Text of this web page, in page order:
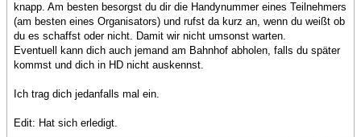
knapp. Am besten besorgst du dir die Handynummer eines Teilnehmers
(am besten eines Organisators) und rufst da kurz an, wenn du weißt ob
du es schaffst oder nicht. Damit wir nicht umsonst warten.
Eventuell kann dich auch jemand am Bahnhof abholen, falls du später
kommst und dich in HD nicht auskennst.
Ich trag dich jedanfalls mal ein.
Edit: Hat sich erledigt.